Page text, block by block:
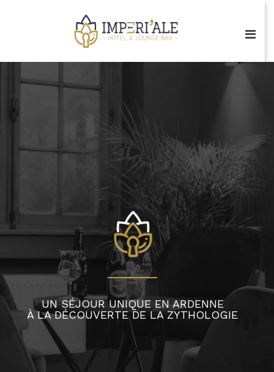
UN SÉJOUR UNIQUE EN ARDENNE
À LA DÉCOUVERTE DE LA ZYTHOLOGIE